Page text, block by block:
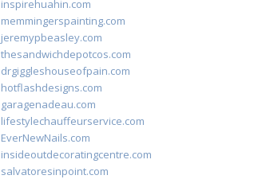
inspirehuahin.com
memmingerspainting.com
jeremypbeasley.com
thesandwichdepotcos.com
drgiggleshouseofpain.com
hotflashdesigns.com
garagenadeau.com
lifestylechauffeurservice.com
EverNewNails.com
insideoutdecoratingcentre.com
salvatoresinpoint.com